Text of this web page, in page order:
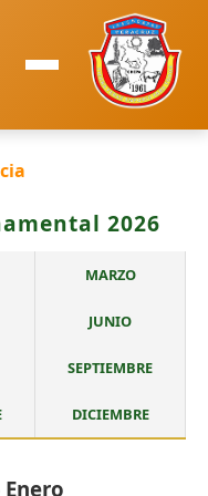
2026
MARZO
JUNIO
SEPTIEMBRE
DICIEMBRE